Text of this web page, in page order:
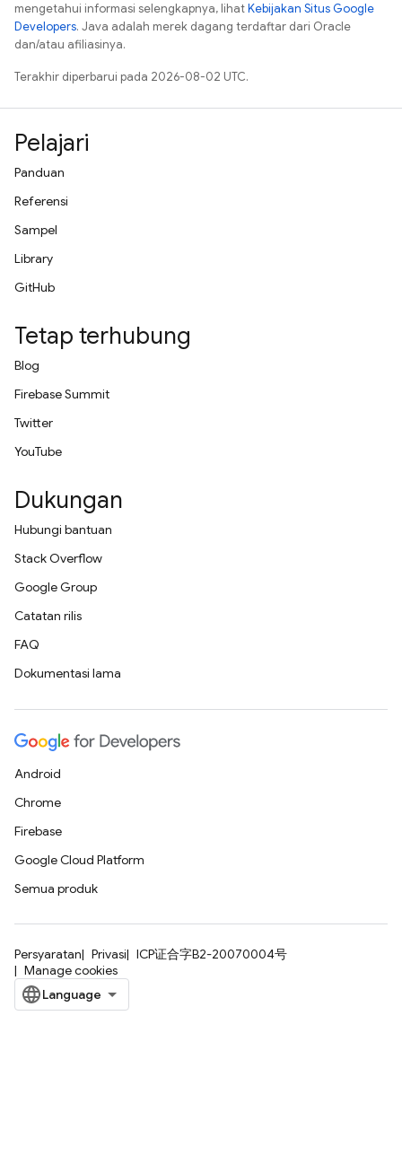
mengetahui informasi selengkapnya, lihatKebijakan Situs Google
Developers. Java adalah merek dagang terdaftar dari Oracle
dan/atau afiliasinya.
Terakhir diperbarui pada 2026-08-02 UTC.
Pelajari
Panduan
Referensi
Sampel
Library
GitHub
Tetap terhubung
Blog
Firebase Summit
Twitter
YouTube
Dukungan
Hubungi bantuan
Stack Overflow
Google Group
Catatan rilis
FAQ
Dokumentasi lama
Android
Chrome
Firebase
Google Cloud Platform
Semua produk
Persyaratan Privasi
ICP证合字B2-20070004号
Manage cookies